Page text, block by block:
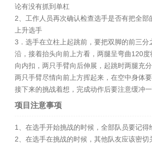
论有没有抓到单杠
2、工作人员再次确认检查选手是否有把全部
上升选手
3．选手在立柱上起跳前，要把双脚的前三分
沿，接着抬头向前上方看，两腿呈弯曲120度
向内扣，两只手臂向后伸展，起跳时两腿充
两只手臂尽情向前上方挥起来，在空中身体
接下来的挑战着想，完成动作后要注意缓冲
项目注意事项
1、在选手开始挑战的时候，全部队员要记得
2、在选手在挑战的时候，其他队友应该密切